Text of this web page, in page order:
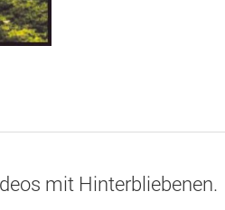
mit Hinterbliebenen.